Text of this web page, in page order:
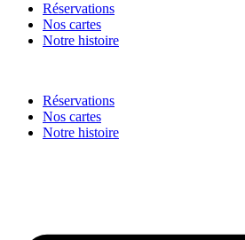
Réservations
Nos cartes
Notre histoire
Réservations
Nos cartes
Notre histoire